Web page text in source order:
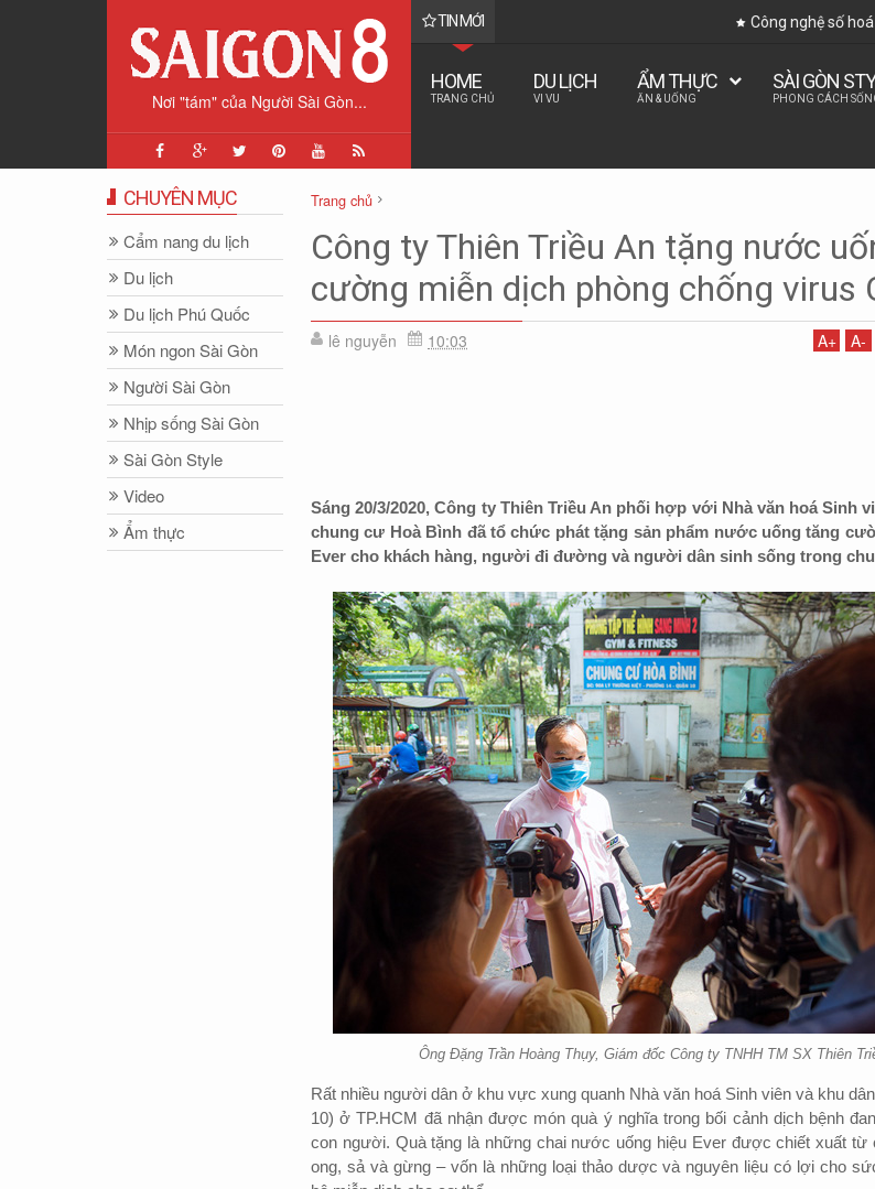
Nơi "tám" của Người Sài Gòn...
TIN MỚI Công nghệ số hoá và nghệ thuật tình
HOME
TRANG CHỦ
DU LỊCH
VI VU
ẨM THỰC
ĂN & UỐNG
SÀI GÒN
PHONG CÁCH
Trang chủ
Ẩm thực
Nhịp sống Sài Gòn
Tiêu điểm
Công ty Thiên Triều An tặng nước uống tăng cường miễn dịch phòng chống virus Covid-19
Công ty Thiên Triều An tặng nước
cường miễn dịch phòng chống virus
lê nguyễn 10:03 A+ A-
Sáng 20/3/2020, Công ty Thiên Triều An phối hợp với Nhà văn hoá Sinh
chung cư Hoà Bình đã tổ chức phát tặng sản phẩm nước uống tăng
Ever cho khách hàng, người đi đường và người dân sinh sống trong
Ông Đặng Trần Hoàng Thụy, Giám đốc Công ty TNHH TM SX Thiên
Rất nhiều người dân ở khu vực xung quanh Nhà văn hoá Sinh viên và khu
10) ở TP.HCM đã nhận được món quà ý nghĩa trong bối cảnh dịch bệnh
con người. Quà tặng là những chai nước uống hiệu Ever được chiết xuất từ
ong, sả và gừng – vốn là những loại thảo dược và nguyên liệu có lợi cho
CHUYÊN MỤC
Cẩm nang du lịch
Du lịch
Du lịch Phú Quốc
Món ngon Sài Gòn
Người Sài Gòn
Nhịp sống Sài Gòn
Sài Gòn Style
Video
Ẩm thực